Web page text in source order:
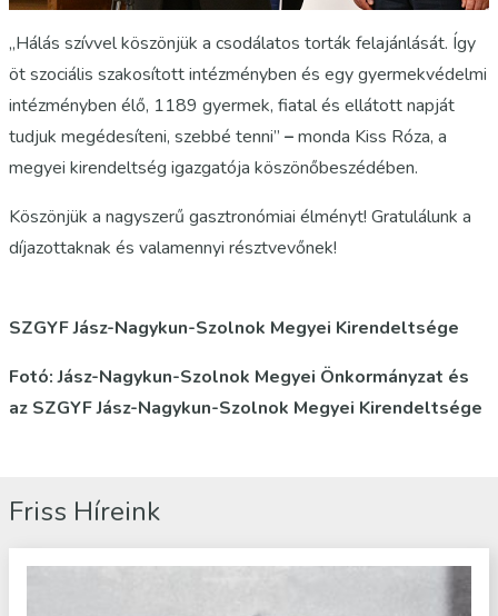
„Hálás szívvel köszönjük a csodálatos torták felajánlását. Így
öt szociális szakosított intézményben és egy gyermekvédelmi
intézményben élő, 1189 gyermek, fiatal és ellátott napját
tudjuk megédesíteni, szebbé tenni” –monda Kiss Róza, a
megyei kirendeltség igazgatója köszönőbeszédében.
Köszönjük a nagyszerű gasztronómiai élményt! Gratulálunk a
díjazottaknak és valamennyi résztvevőnek!
SZGYF Jász-Nagykun-Szolnok Megyei Kirendeltsége
Fotó: Jász-Nagykun-Szolnok Megyei Önkormányzat és
az SZGYF Jász-Nagykun-Szolnok Megyei Kirendeltsége
Friss Híreink